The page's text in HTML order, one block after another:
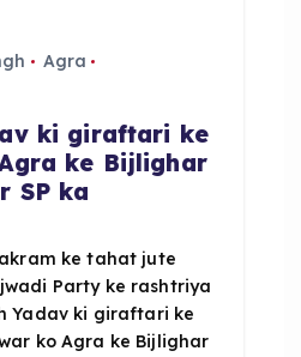
Agra
ki giraftari ke
ke Bijlighar
SP ka
ke tahat jute
Party ke rashtriya
Yadav ki giraftari ke
ko Agra ke Bijlighar